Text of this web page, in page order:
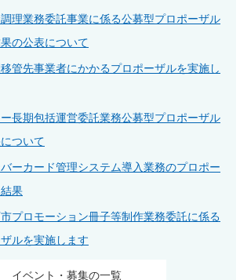
理業務委託事業に係る公募型プロポーザル
の公表について
管先事業者にかかるプロポーザルを実施し
長期包括運営委託業務公募型プロポーザル
ついて
ーカード管理システム導入業務のプロポー
果
プロモーション冊子等制作業務委託に係る
ルを実施します
イベント・募集の一覧